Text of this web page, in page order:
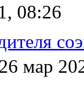
08:26
мар